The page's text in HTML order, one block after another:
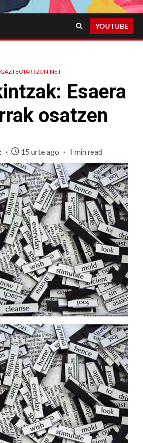
YOUTUBE
GAZTEOIARTZUN.NET
Esaera
osatzen
15 urte ago 1 min read